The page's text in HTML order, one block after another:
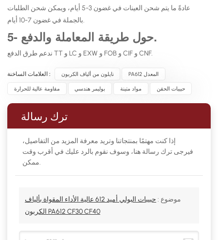
عادةً ما يتم شحن العينات في غضون 3-5 أيام، ويمكن شحن الطلبات
بالجملة في غضون 7-10 أيام.
5- حول طريقة المعاملة والدفع.
ندعم طرق الدفع TT و LC و EXW و FOB و CIF و CNF.
العلامات الساخنة : نايلون من ألياف الكربون PA612 المعدل
مقاومة عالية للحرارة بوليمر هندسي مواد متينة حبيبات الحقن
ترك رسالة
إذا كنت مهتمًا بمنتجاتنا وتريد معرفة المزيد من التفاصيل،
فيرجى ترك رسالة هنا، وسوف نقوم بالرد عليك في أقرب وقت
ممكن.
موضوع :
حبيبات البولي أميد 612 عالية الأداء المقواة بألياف
الكربون PA612 CF30 CF40